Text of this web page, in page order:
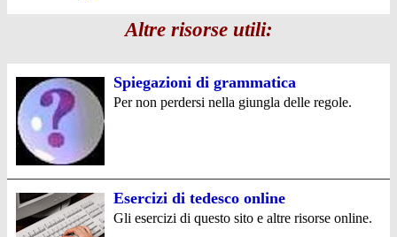
Altre risorse utili:
Spiegazioni di grammatica
Per non perdersi nella giungla delle regole.
Esercizi di tedesco online
Gli esercizi di questo sito e altre risorse online.